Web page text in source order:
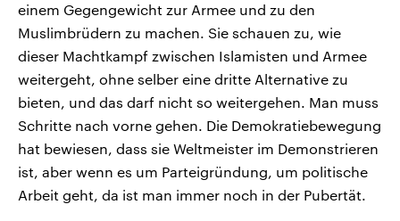
einem Gegengewicht zur Armee und zu den
Muslimbrüdern zu machen. Sie schauen zu, wie
dieser Machtkampf zwischen Islamisten und Armee
weitergeht, ohne selber eine dritte Alternative zu
bieten, und das darf nicht so weitergehen. Man muss
Schritte nach vorne gehen. Die Demokratiebewegung
hat bewiesen, dass sie Weltmeister im Demonstrieren
ist, aber wenn es um Parteigründung, um politische
Arbeit geht, da ist man immer noch in der Pubertät.